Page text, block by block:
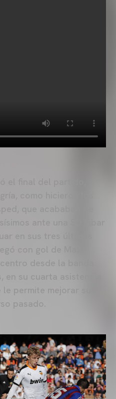
en su cuarta asistencia
permite mejorar sus
pasado.